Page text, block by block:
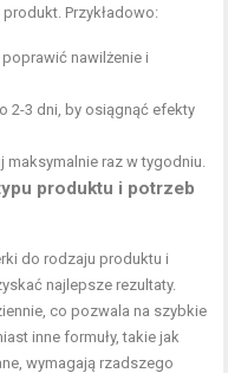
Przykładowo:
nawilżenie i
2-3 dni, by osiągnąć efekty
raz w tygodniu.
produktu i potrzeb
do rodzaju produktu i
najlepsze rezultaty.
co pozwala na szybkie
inne formuły, takie jak
wymagają rzadszego